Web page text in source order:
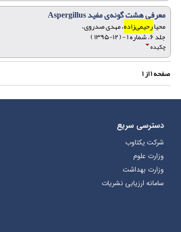
معرفی هشت گونه‌ی مفید Aspergillus
محیارحیمی‌زاده، مهدی صدروی،
جلد ۶، شماره ۱ - ( ۱۲-۱۳۹۵ )
چکیده
صفحه۱از۱
دسترسی سریع
شرکت یکتاوب
وزارت علوم
وزارت بهداشت
سامانه ارزیابی نشریات